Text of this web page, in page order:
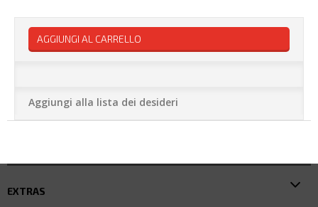
AGGIUNGI AL CARRELLO
Aggiungi alla lista dei desideri
EXTRAS